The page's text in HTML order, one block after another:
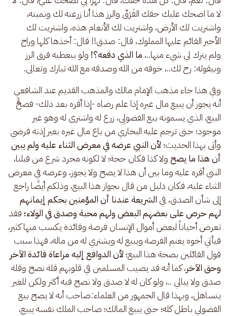
لا ما اضحك عليك حقك الفَرَقْ والرز هذا أنا زرعته لك ونميته،
واشتريت لك الأرض، واشتريت لك الأنعام هذه، واشتريت لك
الأجير القائم عليها المملوك، قال: صدق!! قال: أخذها كلها وراح
ولم يترك لي شيء منها..، ما الذي دفعه؟! ولو بيعطيه فرق الرز
وبيقوله: رح لك..، خوفه من الله وصدقه مع الله تبارك وتعالى.
وفي هذا جاء مذهب الإمام مالك والمذهب القديم عند الشافعي
أنه يجوز أن يبيع مال غيره إذا علم رضاه -إذا أقره بعد ذلك- فصحًَّ
البيع، الذي يسمونه بيع الفضولِي، زرع له واشترى له وهو غير
موجود؛ حتى ترجم عليه البخاري من باع مال غيره بغير إذنه فرضي
وأتى بهذا الحديث؛ لأن النبي عرضه في معرض الثناء عليه ولم يبين
أن هذا ما يصح ولا كذا فكان حجة؛ لا لكونه مجرد شرع من قبلنا،
النبي أقره عليه وما بين أن هذا لا يصح ولا يجوز، وعرضه في معرض
الثناء عليه، فكان دليل من قال بجواز هذا البيع، وذلكم أيضًا راجع
إلى شأن الصدق، في الشريعة عندنا أن المؤمنين بحكم إيمانهم
لهم حرص على بعضهم البعض ولهم محبة وصدق في الولاء؛ فقد
تعرض أحياناً لبعض أموال الإنسان فرصة وفائدة يكسب منها كثير،
فيأتي أخوه يغنم الفرصة ويبيع له ويشتري له من ماله، فهذا سبب
قول القائلين بصحة هذا البيع؛ لأن الدوافع إليه مراعاة فائدة الآخر
وحق الآخر، كما أنه قد يصيب المسلمين في قلوبهم قلة نصح وقلة
صدق ولا يبالي ..، ولو كان له لا صدق ولا نصح فيه أكثر ولكن للغير
يتساهل، وبهذا قال الجمهور من العلماء:صاحب أنه لا يصح بيع
الفضولي باطل كله؛ حتى يبيع المالك؛ صاحب الملك نفسه يبيع،